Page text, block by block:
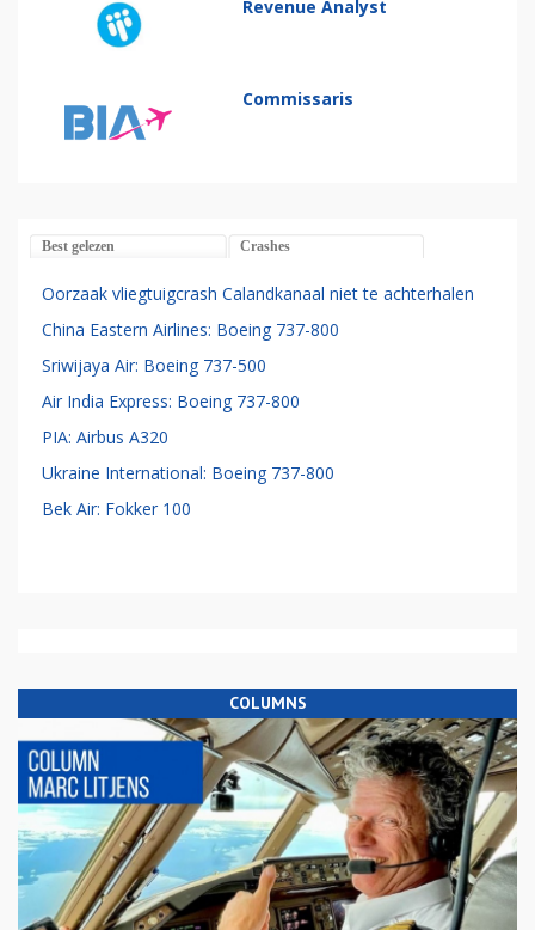
Revenue Analyst
Commissaris
Best gelezen Crashes
Oorzaak vliegtuigcrash Calandkanaal niet te achterhalen
China Eastern Airlines: Boeing 737-800
Sriwijaya Air: Boeing 737-500
Air India Express: Boeing 737-800
PIA: Airbus A320
Ukraine International: Boeing 737-800
Bek Air: Fokker 100
COLUMNS